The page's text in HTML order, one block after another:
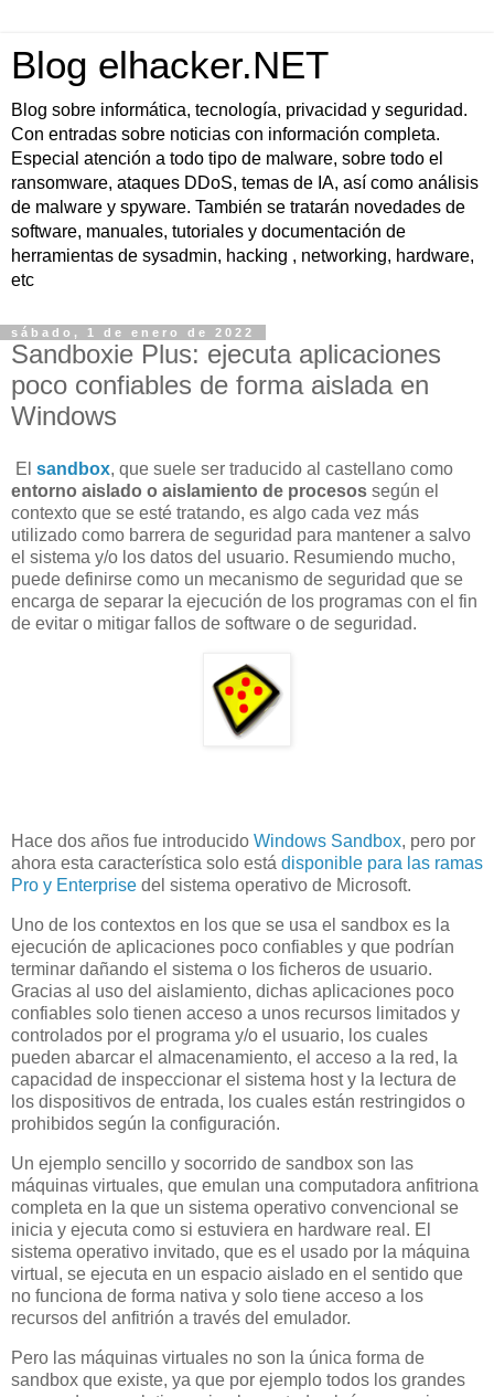
Blog elhacker.NET
Blog sobre informática, tecnología, privacidad y seguridad.
Con entradas sobre noticias con información completa.
Especial atención a todo tipo de malware, sobre todo el
ransomware, ataques DDoS, temas de IA, así como análisis
de malware y spyware. También se tratarán novedades de
software, manuales, tutoriales y documentación de
herramientas de sysadmin, hacking , networking, hardware,
etc
sábado, 1 de enero de 2022
Sandboxie Plus: ejecuta aplicaciones
poco confiables de forma aislada en
Windows
El sandbox, que suele ser traducido al castellano como
entorno aislado o aislamiento de procesos según el
contexto que se esté tratando, es algo cada vez más
utilizado como barrera de seguridad para mantener a salvo
el sistema y/o los datos del usuario. Resumiendo mucho,
puede definirse como un mecanismo de seguridad que se
encarga de separar la ejecución de los programas con el fin
de evitar o mitigar fallos de software o de seguridad.
Hace dos años fue introducido Windows Sandbox, pero por
ahora esta característica solo está disponible para las ramas
Pro y Enterprise del sistema operativo de Microsoft.
Uno de los contextos en los que se usa el sandbox es la
ejecución de aplicaciones poco confiables y que podrían
terminar dañando el sistema o los ficheros de usuario.
Gracias al uso del aislamiento, dichas aplicaciones poco
confiables solo tienen acceso a unos recursos limitados y
controlados por el programa y/o el usuario, los cuales
pueden abarcar el almacenamiento, el acceso a la red, la
capacidad de inspeccionar el sistema host y la lectura de
los dispositivos de entrada, los cuales están restringidos o
prohibidos según la configuración.
Un ejemplo sencillo y socorrido de sandbox son las
máquinas virtuales, que emulan una computadora anfitriona
completa en la que un sistema operativo convencional se
inicia y ejecuta como si estuviera en hardware real. El
sistema operativo invitado, que es el usado por la máquina
virtual, se ejecuta en un espacio aislado en el sentido que
no funciona de forma nativa y solo tiene acceso a los
recursos del anfitrión a través del emulador.
Pero las máquinas virtuales no son la única forma de
sandbox que existe, ya que por ejemplo todos los grandes